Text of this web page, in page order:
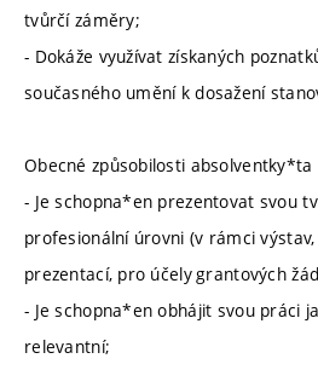
tvůrčí záměry;
- Dokáže využívat získaných
současného umění k dosažení
Obecné způsobilosti absolventky*ta
- Je schopna*en prezentovat svou
profesionální úrovni (v rámci
prezentací, pro účely grantových
- Je schopna*en obhájit svou práci
relevantní;